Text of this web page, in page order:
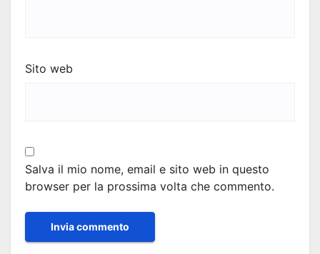
Sito web
Salva il mio nome, email e sito web in questo
browser per la prossima volta che commento.